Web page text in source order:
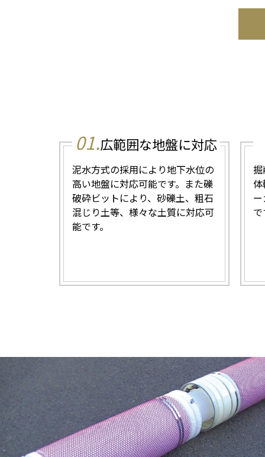
01.広範囲な地盤に対応
泥水方式の採用により地下水位の
高い地盤に対応可能です。また礫
破砕ビットにより、砂礫土、粗石
混じり土等、様々な土質に対応可
能です。